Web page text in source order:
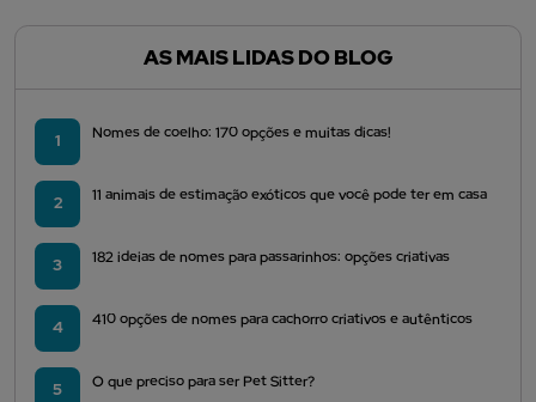
AS MAIS LIDAS DO BLOG
1 Nomes de coelho: 170 opções e muitas dicas!
2 11 animais de estimação exóticos que você pode ter em casa
3 182 ideias de nomes para passarinhos: opções criativas
4 410 opções de nomes para cachorro criativos e autênticos
5 O que preciso para ser Pet Sitter?